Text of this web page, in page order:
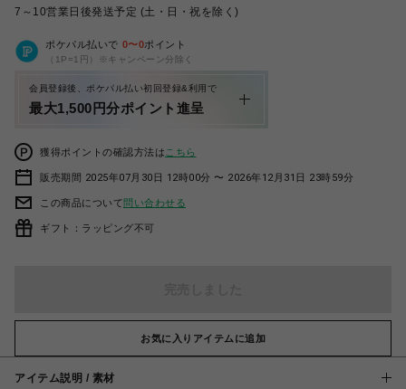
7～10営業日後発送予定 (土・日・祝を除く)
ポケパル払いで 0〜0ポイント
（1P=1円）※キャンペーン分除く
会員登録後、ポケパル払い初回登録&利用で
最大1,500円分ポイント進呈
獲得ポイントの確認方法は こちら
販売期間 2025年07月30日 12時00分 〜 2026年12月31日 23時59分
この商品について問い合わせる
ギフト：ラッピング不可
お気に入りアイテムに追加
アイテム説明 / 素材